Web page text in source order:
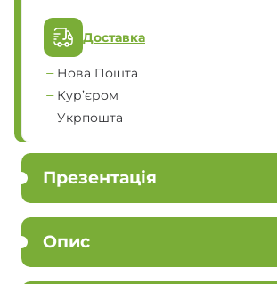
Доставка
Нова Пошта
Кур’єром
Укрпошта
Презентація
Опис